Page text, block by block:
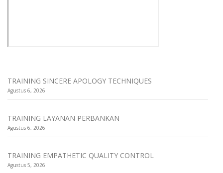
TRAINING SINCERE APOLOGY TECHNIQUES
Agustus 6, 2026
TRAINING LAYANAN PERBANKAN
Agustus 6, 2026
TRAINING EMPATHETIC QUALITY CONTROL
Agustus 5, 2026